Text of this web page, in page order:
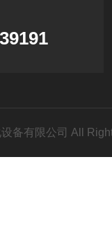
设备有限公司 All